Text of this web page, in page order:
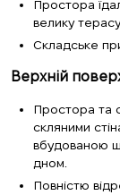
Простора
велику
Складське
Верхній
Простора та
скляними
вбудованою
дном.
Повністю